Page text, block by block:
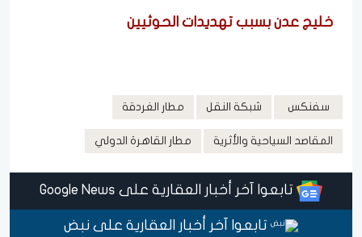
خليج عدن بسبب تهديدات الحوثيين
سفنكس شبكة النقل مطار الغردقة
المقاصد السياحية والأثرية مطار القاهرة الدولي
تابعوا آخر أخبار العقارية على Google News
تابعوا آخر أخبار العقارية على نبض